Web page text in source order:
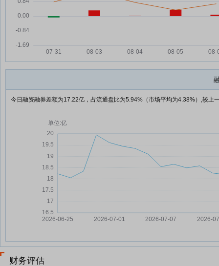
今日融资融券差额为17.22亿，占流通盘比为5.94%（市场平均为4.38%）,较上
财务评估